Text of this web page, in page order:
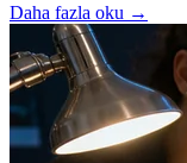
Daha fazla oku →